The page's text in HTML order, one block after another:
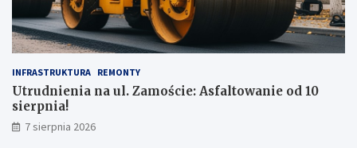
INFRASTRUKTURA REMONTY
Utrudnienia na ul. Zamoście: Asfaltowanie od 10
sierpnia!
7 sierpnia 2026